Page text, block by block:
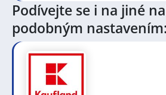
Podívejte se i na jiné
podobným nastavením: